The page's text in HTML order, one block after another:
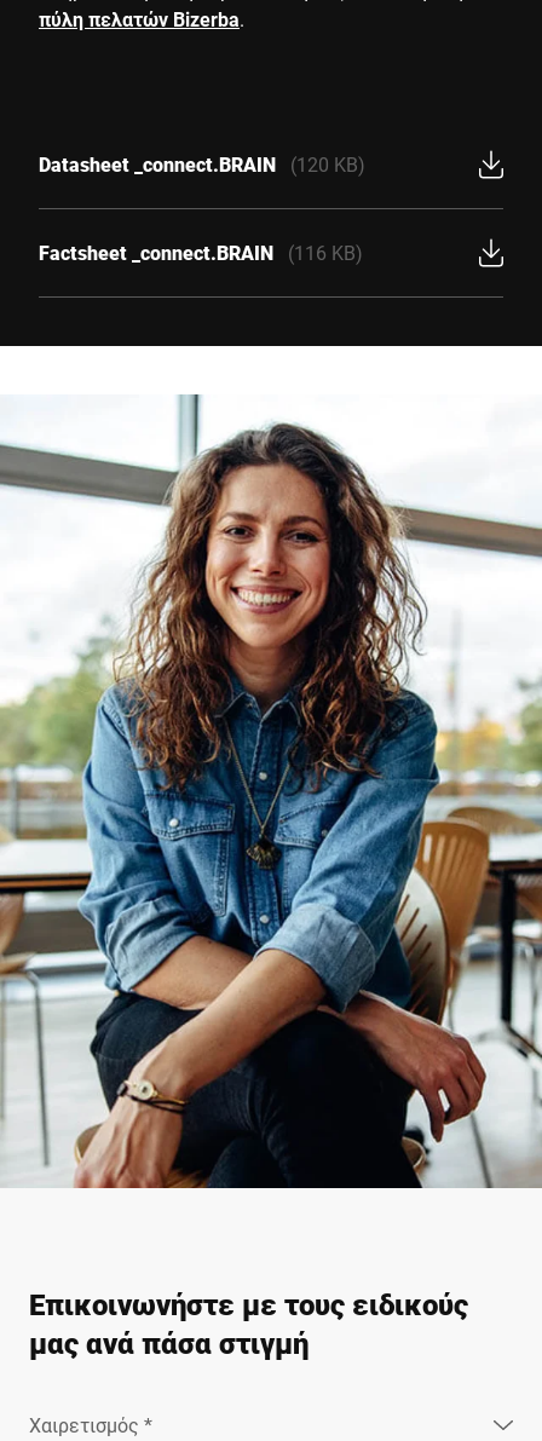
πύλη πελατών Bizerba.
Datasheet _connect.BRAIN (120 KB)
Factsheet _connect.BRAIN (116 KB)
Επικοινωνήστε με τους ειδικούς
μας ανά πάσα στιγμή
Χαιρετισμός *